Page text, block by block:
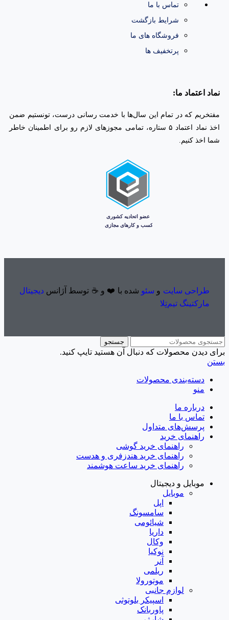
تماس با ما
شرایط بازگشت
فروشگاه های ما
پرتخفیف ها
نماد اعتماد ما:
مفتخریم که در تمام این سال‌ها با خدمت رسانی درست، تونستیم ضمن
اخذ نماد اعتماد ۵ ستاره، تمامی مجوز‌های لازم رو برای اطمینان خاطر
شما اخذ کنیم.
طراحی سایت و سئو شده با ❤️ و ☕ توسط آژانس دیجیتال
مارکتینگ تیم‌تِلا
جستجو
برای دیدن محصولات که دنبال آن هستید تایپ کنید.
بستن
دسته‌بندی محصولات
منو
درباره ما
تماس با ما
پرسش‌های متداول
راهنمای خرید
راهنمای خرید گوشی
راهنمای خرید هندزفری و هدست
راهنمای خرید ساعت هوشمند
موبایل و دیجیتال
موبایل
اپل
سامسونگ
شیائومی
داریا
وکال
نوکیا
آنر
ریلمی
موتورولا
لوازم جانبی
اسپیکر بلوتوثی
پاوربانک